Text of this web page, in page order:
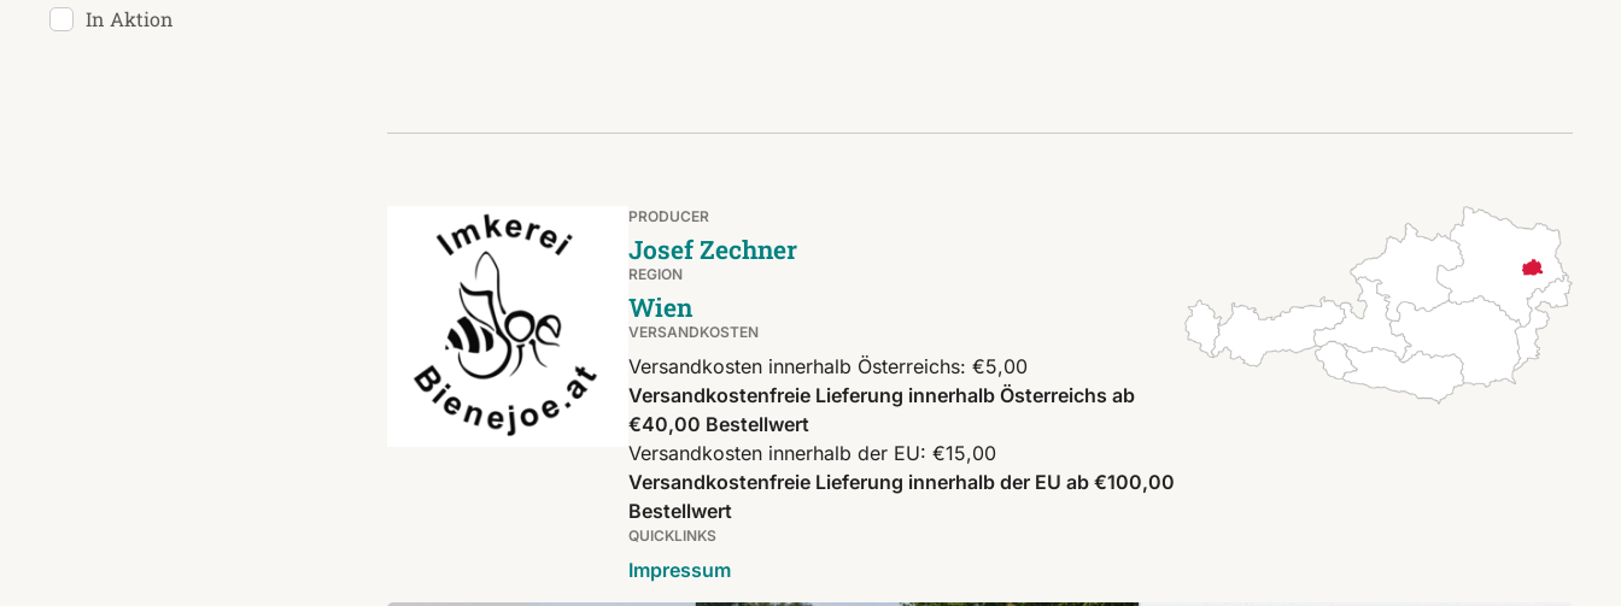
In Aktion
PRODUCER
Josef Zechner
REGION
Wien
VERSANDKOSTEN
Versandkosten innerhalb Österreichs: €5,00
Versandkostenfreie Lieferung innerhalb Österreichs ab
€40,00 Bestellwert
Versandkosten innerhalb der EU: €15,00
Versandkostenfreie Lieferung innerhalb der EU ab €100,00
Bestellwert
QUICKLINKS
Impressum